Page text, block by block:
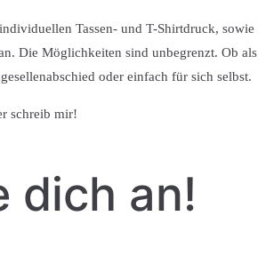
Tassen- und T-Shirtdruck, sowie
Die Möglichkeiten sind unbegrenzt. Ob als
oder einfach für sich selbst.
schreib mir!
dich an!